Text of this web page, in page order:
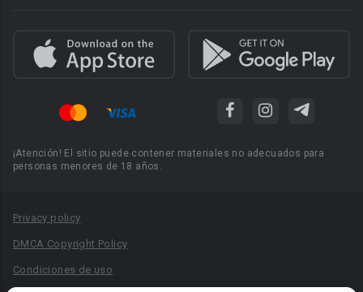
¡Atención! El sitio puede contener materiales no adecuados para
personas menores de 18 años.
Privacy policy
DMCA Copyright Policy
Condiciones de uso